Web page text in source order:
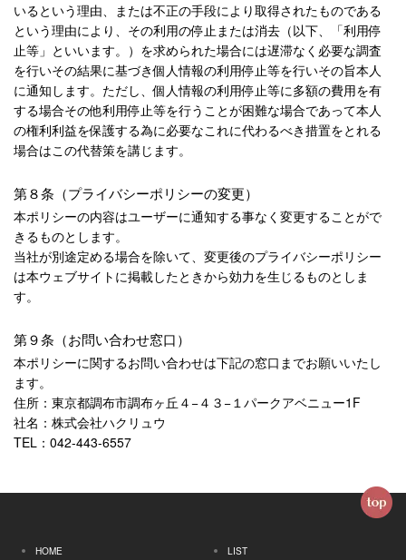
いるという理由、または不正の手段により取得されたものである
という理由により、その利用の停止または消去（以下、「利用停
止等」といいます。）を求められた場合には遅滞なく必要な調査
を行いその結果に基づき個人情報の利用停止等を行いその旨本人
に通知します。ただし、個人情報の利用停止等に多額の費用を有
する場合その他利用停止等を行うことが困難な場合であって本人
の権利利益を保護する為に必要なこれに代わるべき措置をとれる
場合はこの代替策を講じます。
第８条（プライバシーポリシーの変更）
本ポリシーの内容はユーザーに通知する事なく変更することがで
きるものとします。
当社が別途定める場合を除いて、変更後のプライバシーポリシー
は本ウェブサイトに掲載したときから効力を生じるものとしま
す。
第９条（お問い合わせ窓口）
本ポリシーに関するお問い合わせは下記の窓口までお願いいたし
ます。
住所：東京都調布市調布ヶ丘４−４３−１パークアベニュー1F
社名：株式会社ハクリュウ
TEL：042-443-6557
HOME LIST